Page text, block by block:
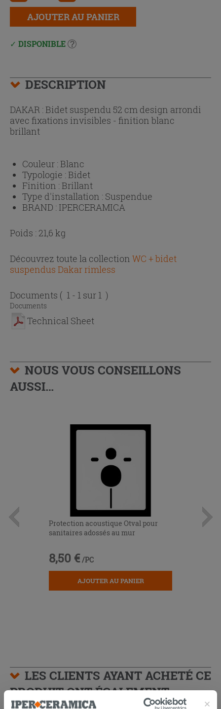
AJOUTER AU PANIER
DISPONIBLE
DESCRIPTION
DAKAR : Bidet suspendu 52 cm design arrondi
avec fixations invisibles - finition blanc
brillant
Couleur :Blanc
Typologie :Bidet
Finition :Brillant
Type d'installation : Suspendue
BRAND : IPERCERAMICA
Poids : 21,6 kg
Découvrez toute la collection WC + bidet
suspendus Dakar rimless
Documents ( 1 - 1 sur 1 )
Documents
Technical Sheet
NOUS VOUS CONSEILLONS
AUSSI…
Protection acoustique Otval pour
sanitaires adossés au mur
8,50 € /PC
AJOUTER AU PANIER
LES CLIENTS AYANT ACHETÉ CE
PRODUIT ONT ÉGALEMENT